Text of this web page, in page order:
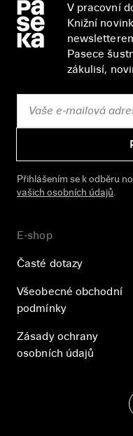
V pracovní
Knižní
Pasece
zákulisí,
Přihlášením se k odběru
vašich osobních údajů
E-shop
Časté dotazy
Všeobecné obchodní
podmínky
Zásady ochrany
osobních údajů